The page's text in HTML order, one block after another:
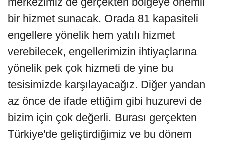
bir hizmet sunacak. Orada 81 kapasiteli
engellere yönelik hem yatılı hizmet
verebilecek, engellerimizin ihtiyaçlarına
yönelik pek çok hizmeti de yine bu
tesisimizde karşılayacağız. Diğer yandan
az önce de ifade ettiğim gibi huzurevi de
bizim için çok değerli. Burası gerçekten
Türkiye'de geliştirdiğimiz ve bu dönem